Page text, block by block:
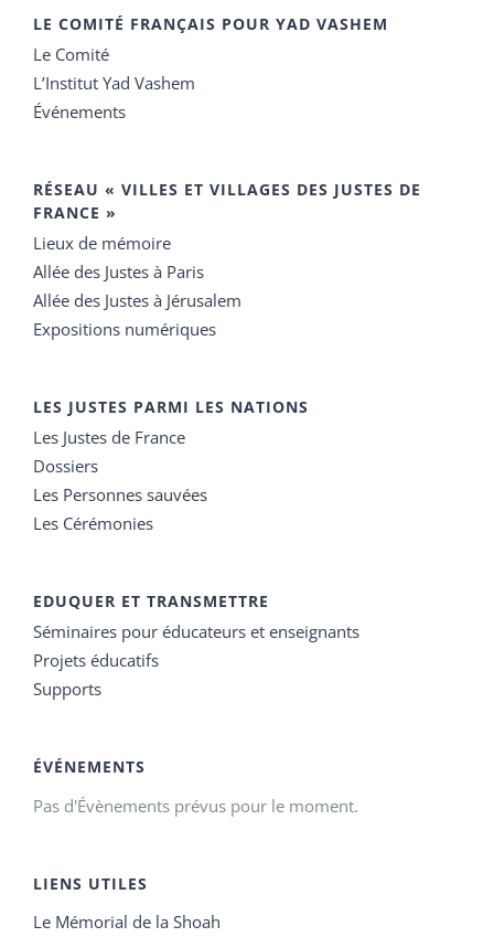
LE COMITÉ FRANÇAIS POUR YAD VASHEM
Le Comité
L’Institut Yad Vashem
Événements
RÉSEAU « VILLES ET VILLAGES DES JUSTES DE
FRANCE »
Lieux de mémoire
Allée des Justes à Paris
Allée des Justes à Jérusalem
Expositions numériques
LES JUSTES PARMI LES NATIONS
Les Justes de France
Dossiers
Les Personnes sauvées
Les Cérémonies
EDUQUER ET TRANSMETTRE
Séminaires pour éducateurs et enseignants
Projets éducatifs
Supports
ÉVÉNEMENTS
Pas d'Évènements prévus pour le moment.
LIENS UTILES
Le Mémorial de la Shoah